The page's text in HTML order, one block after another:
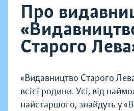
Про
Старого
«Видавництво Старого
всієї родини. Усі, від
найстаршого, знайдуть у